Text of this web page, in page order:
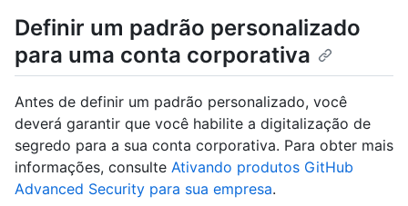
Definir um padrão personalizado
para uma conta corporativa
Antes de definir um padrão personalizado, você
deverá garantir que você habilite a digitalização de
segredo para a sua conta corporativa. Para obter mais
informações, consulte Ativando produtos GitHub
Advanced Security para sua empresa.